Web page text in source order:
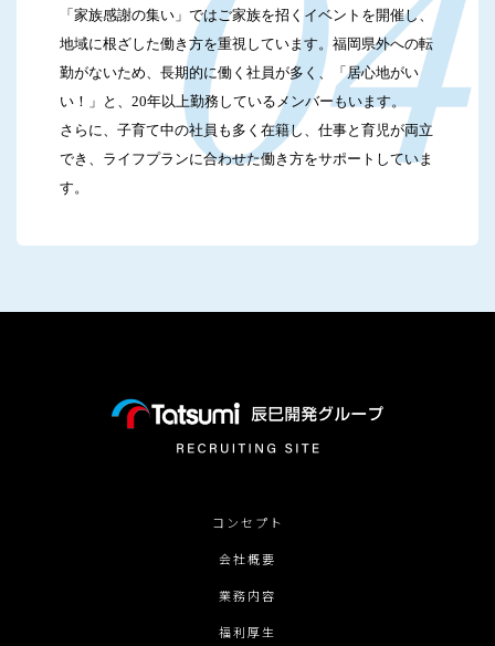
「家族感謝の集い」ではご家族を招くイベントを開催し、
地域に根ざした働き方を重視しています。福岡県外への転
勤がないため、長期的に働く社員が多く、「居心地がい
い！」と、20年以上勤務しているメンバーもいます。
さらに、子育て中の社員も多く在籍し、仕事と育児が両立
でき、ライフプランに合わせた働き方をサポートしていま
す。
コンセプト
会社概要
業務内容
福利厚生